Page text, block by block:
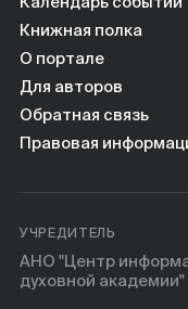
Книжная полка
О портале
Для авторов
Обратная связь
Правовая
УЧРЕДИТЕЛЬ
АНО "Центр
духовной академии"